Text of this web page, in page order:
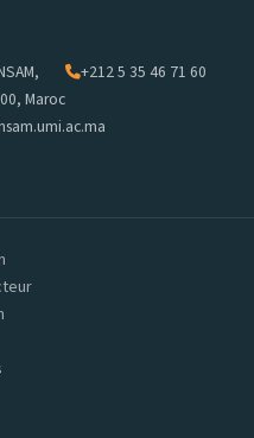
Maroc
+212 5 35 46 71 60